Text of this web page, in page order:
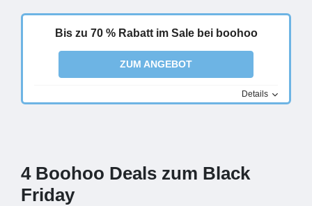
Bis zu 70 % Rabatt im Sale bei boohoo
ZUM ANGEBOT
Details
4 Boohoo Deals zum Black
Friday